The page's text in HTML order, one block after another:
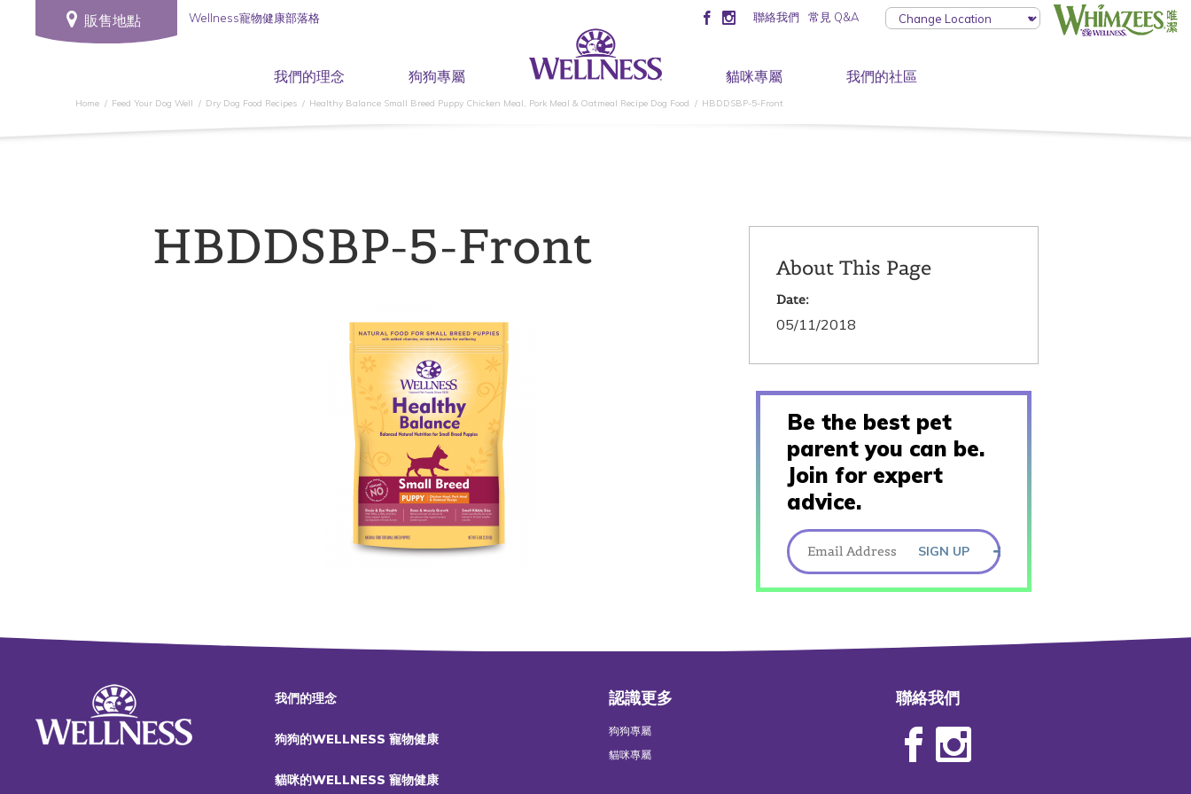
販售地點 Wellness寵物健康部落格 聯絡我們 常見 Q&A
我們的理念 狗狗專屬 貓咪專屬 我們的社區
Home Feed Your Dog Well Dry Dog Food Recipes Healthy Balance Small Breed Puppy Chicken Meal, Pork Meal & Oatmeal Recipe Dog Food HBDDSBP-5-Front
HBDDSBP-5-Front About This Page
Date:
05/11/2018
Be the best pet
parent you can be.
Join for expert
advice.
SIGN UP
我們的理念
狗狗的WELLNESS 寵物健康
貓咪的WELLNESS 寵物健康
認識更多
狗狗專屬
貓咪專屬
聯絡我們